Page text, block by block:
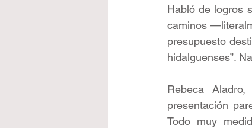
Habló de logros
caminos
presupuesto
hidalguenses”.
Rebeca
presentación
Todo muy